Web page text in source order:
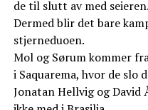
de til slutt av med seieren.
Dermed blir det bare
stjerneduoen.
Mol og Sørum kommer
i Saquarema, hvor de slo
Jonatan Hellvig og David